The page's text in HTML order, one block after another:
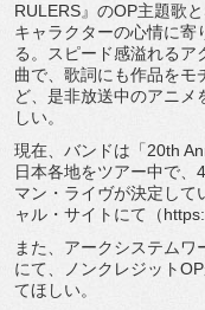
RULERS』のOP主題歌
キャラクターの心情に寄
る。スピード感溢れるア
曲で、歌詞にも作品をモ
ど、是非放送中のアニメ
しい。
現在、バンドは「20th
日本各地をツアー中で
マン・ライヴが決定し
ャル・サイトにて（
また、アークシステム
にて、ノンクレジット
てほしい。